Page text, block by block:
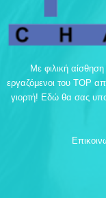
Με φιλική
εργαζόμενοι του TOP
γιορτή! Εδώ θα σας